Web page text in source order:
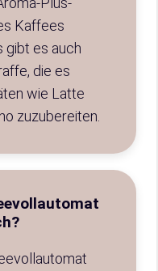
Kaffees
gibt es auch
die es
wie Latte
zuzubereiten.